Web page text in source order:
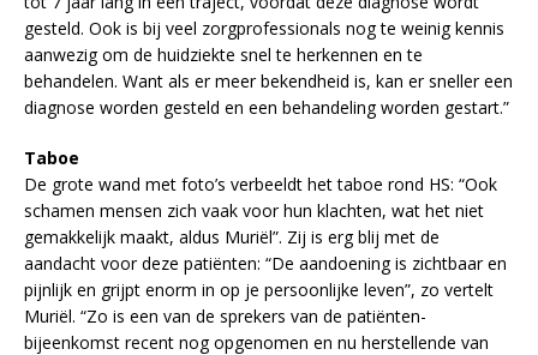
gesteld. Ook is bij veel zorgprofessionals nog te weinig kennis
aanwezig om de huidziekte snel te herkennen en te
behandelen. Want als er meer bekendheid is, kan er sneller een
diagnose worden gesteld en een behandeling worden gestart.”
Taboe
De grote wand met foto’s verbeeldt het taboe rond HS: “Ook
schamen mensen zich vaak voor hun klachten, wat het niet
gemakkelijk maakt, aldus Muriël”. Zij is erg blij met de
aandacht voor deze patiënten: “De aandoening is zichtbaar en
pijnlijk en grijpt enorm in op je persoonlijke leven”, zo vertelt
Muriël. “Zo is een van de sprekers van de patiënten-
bijeenkomst recent nog opgenomen en nu herstellende van